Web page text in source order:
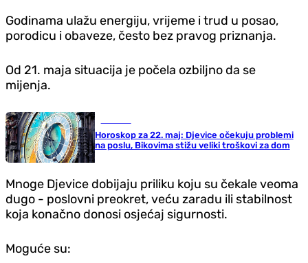
Godinama ulažu energiju, vrijeme i trud u posao,
porodicu i obaveze, često bez pravog priznanja.
Od 21. maja situacija je počela ozbiljno da se
mijenja.
Horoskop za 22. maj: D‌jevice očekuju problemi
na poslu, Bikovima stižu veliki troškovi za dom
Mnoge Djevice dobijaju priliku koju su čekale veoma
dugo - poslovni preokret, veću zaradu ili stabilnost
koja konačno donosi osjećaj sigurnosti.
Moguće su: